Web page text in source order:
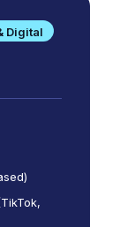
Digital